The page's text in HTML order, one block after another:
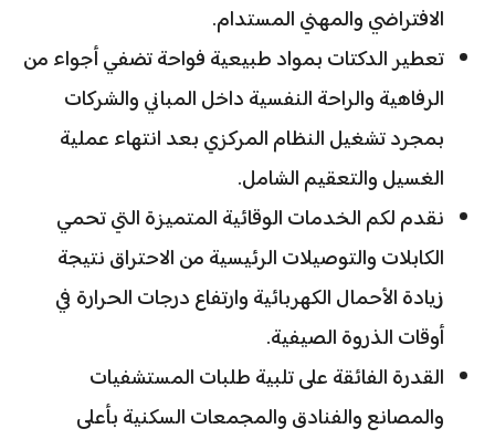
الافتراضي والمهني المستدام.
تعطير الدكتات بمواد طبيعية فواحة تضفي أجواء من
الرفاهية والراحة النفسية داخل المباني والشركات
بمجرد تشغيل النظام المركزي بعد انتهاء عملية
الغسيل والتعقيم الشامل.
نقدم لكم الخدمات الوقائية المتميزة التي تحمي
الكابلات والتوصيلات الرئيسية من الاحتراق نتيجة
زيادة الأحمال الكهربائية وارتفاع درجات الحرارة في
أوقات الذروة الصيفية.
القدرة الفائقة على تلبية طلبات المستشفيات
والمصانع والفنادق والمجمعات السكنية بأعلى